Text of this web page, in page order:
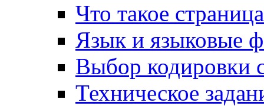
Что такое страница
Язык и языковые
Выбор кодировки
Техническое